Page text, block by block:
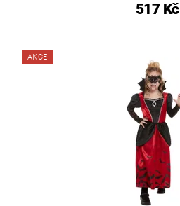
517 Kč
AKCE